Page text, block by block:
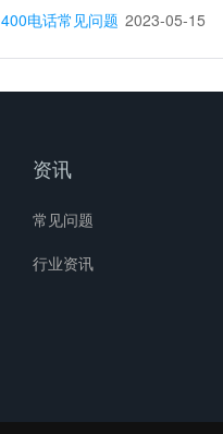
400电话常见问题 2023-05-15
资讯
常见问题
行业资讯